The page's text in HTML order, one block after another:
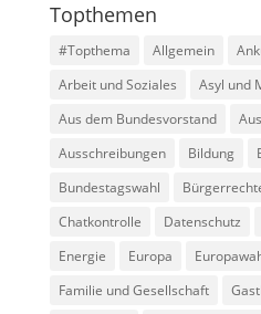
Topthemen
#Topthema Allgemein
Arbeit und Soziales
Asyl und
Aus dem Bundesvorstand
Ausschreibungen
Bildung
Bundestagswahl
Chatkontrolle
Datenschutz
Energie
Europa
Familie und Gesellschaft